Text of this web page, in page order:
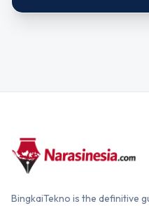
BingkaiTekno is the definitive